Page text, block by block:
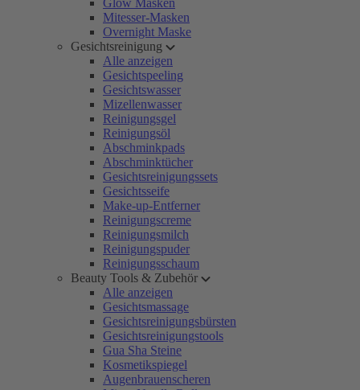
Glow Masken
Mitesser-Masken
Overnight Maske
Gesichtsreinigung
Alle anzeigen
Gesichtspeeling
Gesichtswasser
Mizellenwasser
Reinigungsgel
Reinigungsöl
Abschminkpads
Abschminktücher
Gesichtsreinigungssets
Gesichtsseife
Make-up-Entferner
Reinigungscreme
Reinigungsmilch
Reinigungspuder
Reinigungsschaum
Beauty Tools & Zubehör
Alle anzeigen
Gesichtsmassage
Gesichtsreinigungsbürsten
Gesichtsreinigungstools
Gua Sha Steine
Kosmetikspiegel
Augenbrauenscheren